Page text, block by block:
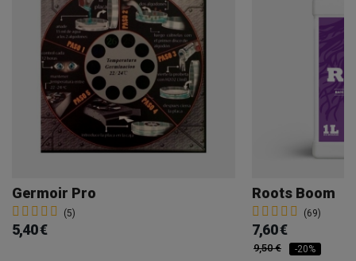
Germoir Pro
(5)
5,40 €
Roots Boom
(69)
7,60 €
9,50 € -20%